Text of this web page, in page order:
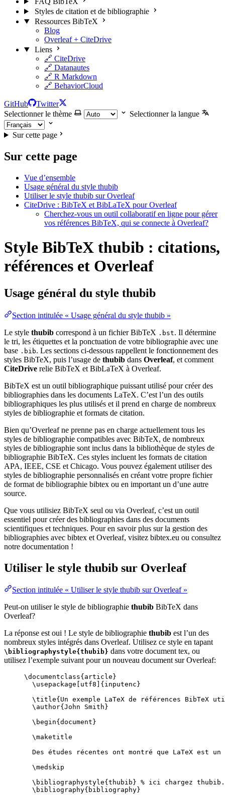
Styles de citation et de bibliographie
Ressources BibTeX
Blog
Overleaf + CiteDrive
Liens
🔗 CiteDrive
🔗 Datanautes
🔗 R Markdown
🔗 BehaviorCloud
GitHub
Twitter
Selectionner le thème
Selectionner la langue
Sur cette page
Sur cette page
Vue d’ensemble
Usage général du style thubib
Utiliser le style thubib sur Overleaf
CiteDrive : BibTeX et BibLaTeX pour Overleaf
Cherchez-vous un outil collaboratif en ligne pour gérer
vos références BibTeX, qui se connecte à Overleaf?
Style BibTeX thubib : citations,
références et Overleaf
Usage général du style thubib
Section intitulée « Usage général du style thubib »
Le style thubib correspond à un fichier BibTeX .bst. Il détermine
le tri, les étiquettes et la ponctuation de votre bibliographie avec une
base .bib. Les sections ci-dessous rappellent le fonctionnement des
styles BibTeX, puis l’usage de thubib dans Overleaf, et comment
CiteDrive relie BibTeX et BibLaTeX à Overleaf.
BibTeX est un outil bibliographique puissant utilisé pour créer des
bibliographies dans les documents LaTeX. C’est l’un des outils
bibliographiques les plus utilisés et il prend en charge de nombreux
styles de bibliographie et formats de citation.
Bien qu’Overleaf ne prenne pas en charge actuellement tous les
styles de bibliographie compatibles avec BibTeX, de nombreux
styles de bibliographie sont inclus dans la bibliothèque de styles de
bibliographie BibTeX. Ces styles incluent les formats de citation
APA, IEEE, CSE et Chicago. Vous pouvez également utiliser des
styles de bibliographie personnalisés en créant votre propre fichier
de format de bibliographie bibtex ou en important un d’une autre
source.
Que vous utilisiez BibTeX seul ou via Overleaf, c’est un outil
essentiel pour créer des bibliographies dans des documents
scientifiques et techniques. Pour en savoir plus sur la gestion des
bibliographies avec bibtex et Overleaf, visitez bibtex.eu ou consultez
notre documentation !
Utiliser le style thubib sur Overleaf
Section intitulée « Utiliser le style thubib sur Overleaf »
Peut-on utiliser le style de bibliographie thubib BibTeX dans
Overleaf?
La réponse est oui ! Le style de bibliographie thubib est l’un des
nombreux styles intégrés dans Overleaf. Utilisez ce style en tapant
\bibliographystyle{thubib} dans votre document tex, ou
utilisez l’exemple suivant pour un nouveau document sur Overleaf:
\documentclass{ article }
\usepackage
utf8 ]{ inputenc }
\title{Un exemple LaTeX de références
\author{John Smith}
\begin{ document }
\maketitle
Des études récentes ont montré que LaTeX est
\medskip
\bibliographystyle{thubib} % ici chargez
\bibliography{bibliography}